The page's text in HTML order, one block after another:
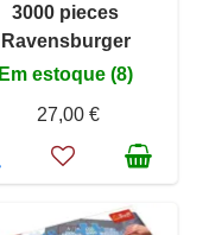
3000 pieces
Ravensburger
Em estoque (8)
27,00 €